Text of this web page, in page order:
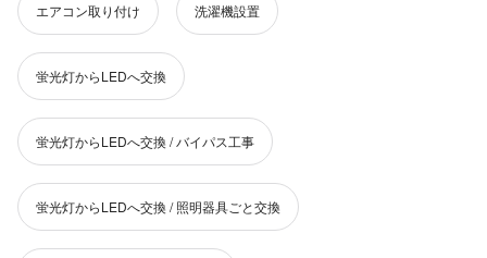
エアコン取り付け 洗濯機設置
蛍光灯からLEDへ交換
蛍光灯からLEDへ交換 / バイパス工事
蛍光灯からLEDへ交換 / 照明器具ごと交換